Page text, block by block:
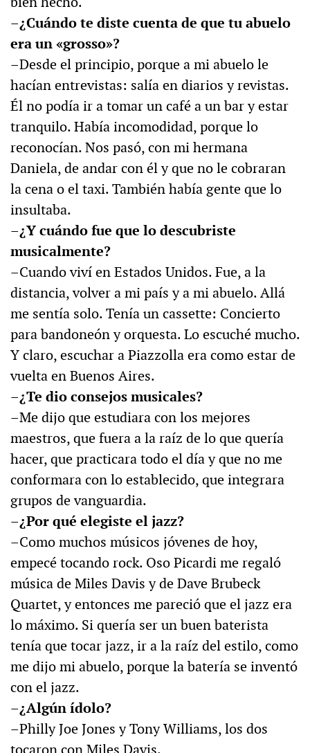
–¿Cuándo te diste cuenta de que tu abuelo
era un «grosso»?
–Desde el principio, porque a mi abuelo le
hacían entrevistas: salía en diarios y revistas.
Él no podía ir a tomar un café a un bar y estar
tranquilo. Había incomodidad, porque lo
reconocían. Nos pasó, con mi hermana
Daniela, de andar con él y que no le cobraran
la cena o el taxi. También había gente que lo
insultaba.
–¿Y cuándo fue que lo descubriste
musicalmente?
–Cuando viví en Estados Unidos. Fue, a la
distancia, volver a mi país y a mi abuelo. Allá
me sentía solo. Tenía un cassette: Concierto
para bandoneón y orquesta. Lo escuché mucho.
Y claro, escuchar a Piazzolla era como estar de
vuelta en Buenos Aires.
–¿Te dio consejos musicales?
–Me dijo que estudiara con los mejores
maestros, que fuera a la raíz de lo que quería
hacer, que practicara todo el día y que no me
conformara con lo establecido, que integrara
grupos de vanguardia.
–¿Por qué elegiste el jazz?
–Como muchos músicos jóvenes de hoy,
empecé tocando rock. Oso Picardi me regaló
música de Miles Davis y de Dave Brubeck
Quartet, y entonces me pareció que el jazz era
lo máximo. Si quería ser un buen baterista
tenía que tocar jazz, ir a la raíz del estilo, como
me dijo mi abuelo, porque la batería se inventó
con el jazz.
–¿Algún ídolo?
–Philly Joe Jones y Tony Williams, los dos
tocaron con Miles Davis.